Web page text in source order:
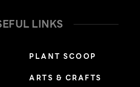
นอยู่เสมอ โดยเฉพาะกับบ้านที่มีผู้สูง
นกรีตเปิดเปลือยผิวไม้แบบ ผนัง
LINKS
PLANT SCOOP
ARTS & CRAFTS